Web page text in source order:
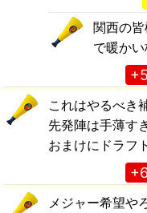
関西の
で暖か
これはやるべき
先発陣は手薄す
おまけにドラフ
メジャー希望や